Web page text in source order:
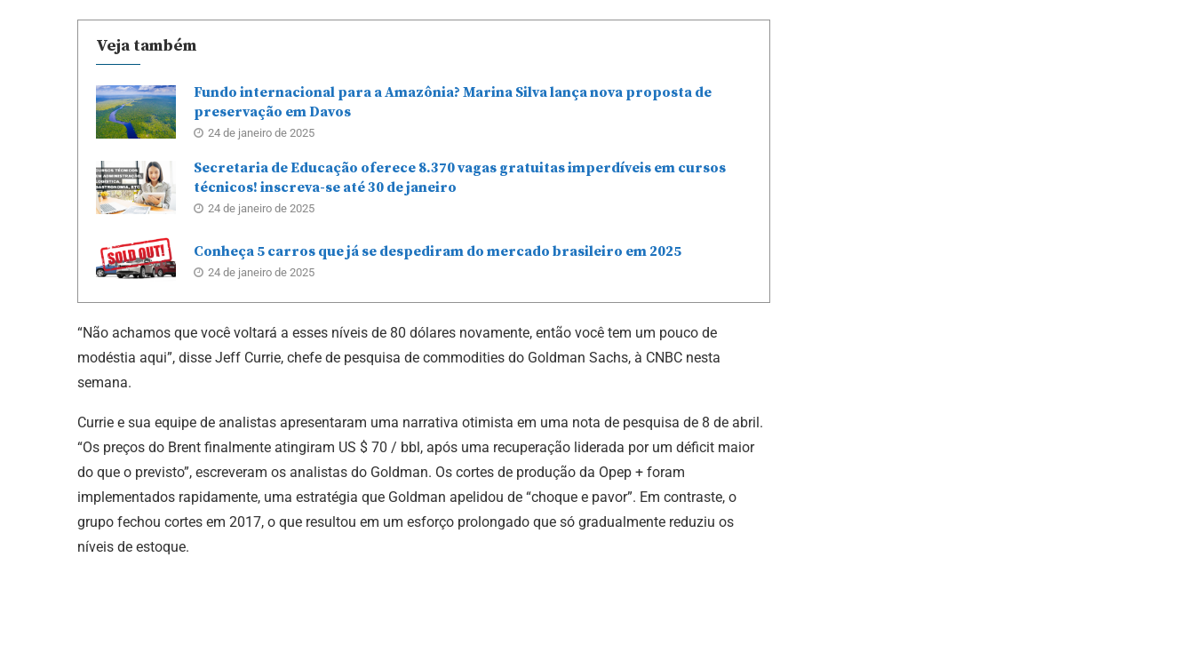
Veja também
Fundo internacional para a Amazônia? Marina Silva lança nova proposta de
preservação em Davos
24 de janeiro de 2025
Secretaria de Educação oferece 8.370 vagas gratuitas imperdíveis em cursos
técnicos! inscreva-se até 30 de janeiro
24 de janeiro de 2025
Conheça 5 carros que já se despediram do mercado brasileiro em 2025
24 de janeiro de 2025
“Não achamos que você voltará a esses níveis de 80 dólares novamente, então você tem um pouco de
modéstia aqui”, disse Jeff Currie, chefe de pesquisa de commodities do Goldman Sachs, à CNBC nesta
semana.
Currie e sua equipe de analistas apresentaram uma narrativa otimista em uma nota de pesquisa de 8 de abril.
“Os preços do Brent finalmente atingiram US $ 70 / bbl, após uma recuperação liderada por um déficit maior
do que o previsto”, escreveram os analistas do Goldman. Os cortes de produção da Opep + foram
implementados rapidamente, uma estratégia que Goldman apelidou de “choque e pavor”. Em contraste, o
grupo fechou cortes em 2017, o que resultou em um esforço prolongado que só gradualmente reduziu os
níveis de estoque.